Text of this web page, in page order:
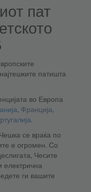
пат
патишта
во Европа
, Франција,
.
се враќа по
е огромен. Со
Чесите
електрична
ги вашите